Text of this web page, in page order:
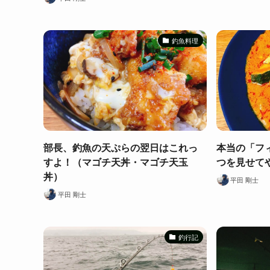
釣魚料理
部長、釣魚の天ぷらの翌日はこれっ
すよ！（マゴチ天丼・マゴチ天玉
丼）
平田 剛士
本当の「フ
つを見せて
平田 剛士
釣行記